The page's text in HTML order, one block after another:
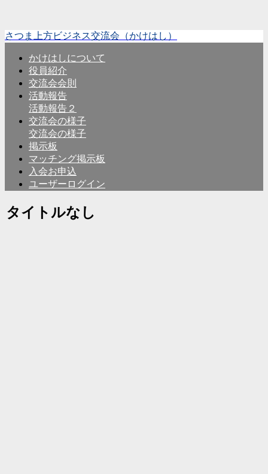
さつま上方ビジネス交流会（かけはし）
かけはしについて
役員紹介
交流会会則
活動報告
活動報告２
交流会の様子
交流会の様子
掲示板
マッチング掲示板
入会お申込
ユーザーログイン
タイトルなし